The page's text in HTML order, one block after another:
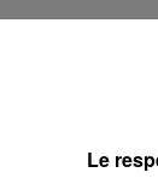
Le